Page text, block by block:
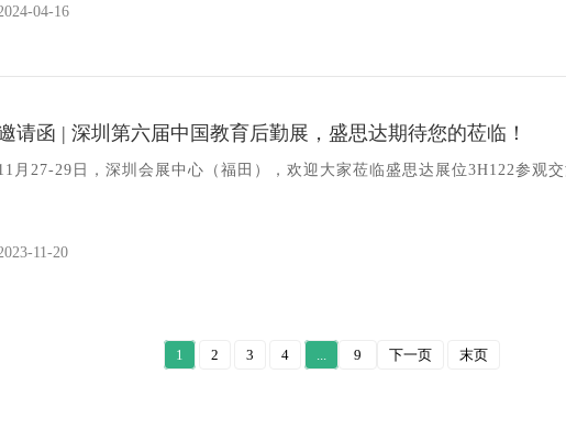
04-16
请函 | 深圳第六届中国教育后勤展，盛思达期待您的莅临！
月27-29日，深圳会展中心（福田），欢迎大家莅临盛思达展位3H122参观交
11-20
1 2 3 4 ... 9 下一页 末页